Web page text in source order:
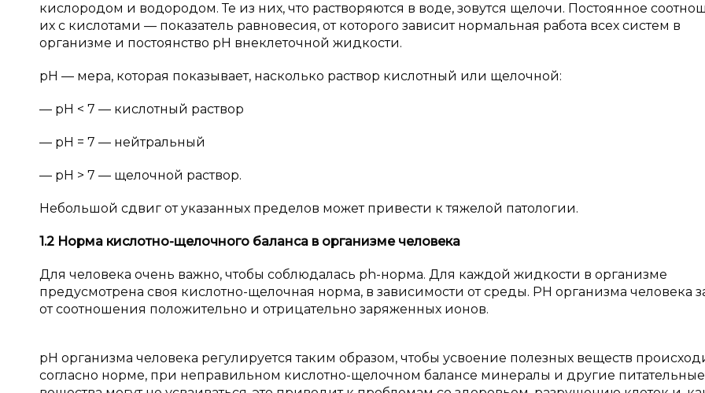
кислородом и водородом. Те из них, что растворяются в воде, зовутся щелочи. Постоянное
их с кислотами — показатель равновесия, от которого зависит нормальная работа всех систем в
организме и постоянство рН внеклеточной жидкости.
рН — мера, которая показывает, насколько раствор кислотный или щелочной:
— pH < 7 — кислотный раствор
— pH = 7 — нейтральный
— pH > 7 — щелочной раствор.
Небольшой сдвиг от указанных пределов может привести к тяжелой патологии.
1.2 Норма кислотно-щелочного баланса в организме человека
Для человека очень важно, чтобы соблюдалась ph-норма. Для каждой жидкости в организме
предусмотрена своя кислотно-щелочная норма, в зависимости от среды. PH организма человека
от соотношения положительно и отрицательно заряженных ионов.
pH организма человека регулируется таким образом, чтобы усвоение полезных веществ
согласно норме, при неправильном кислотно-щелочном балансе минералы и другие питательные